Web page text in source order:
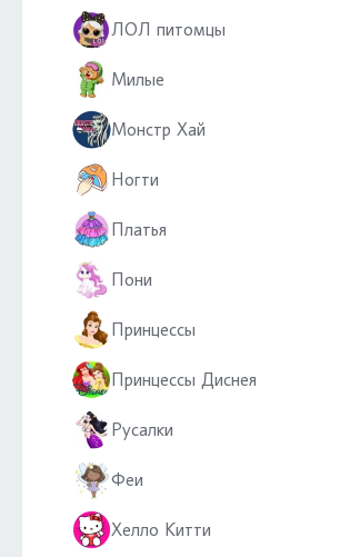
ЛОЛ питомцы
Милые
Монстр Хай
Ногти
Платья
Пони
Принцессы
Принцессы Диснея
Русалки
Феи
Хелло Китти